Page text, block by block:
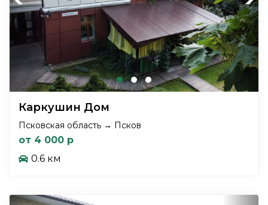
Каркушин Дом
Псковская область → Псков
от 4 000 р
0.6 км